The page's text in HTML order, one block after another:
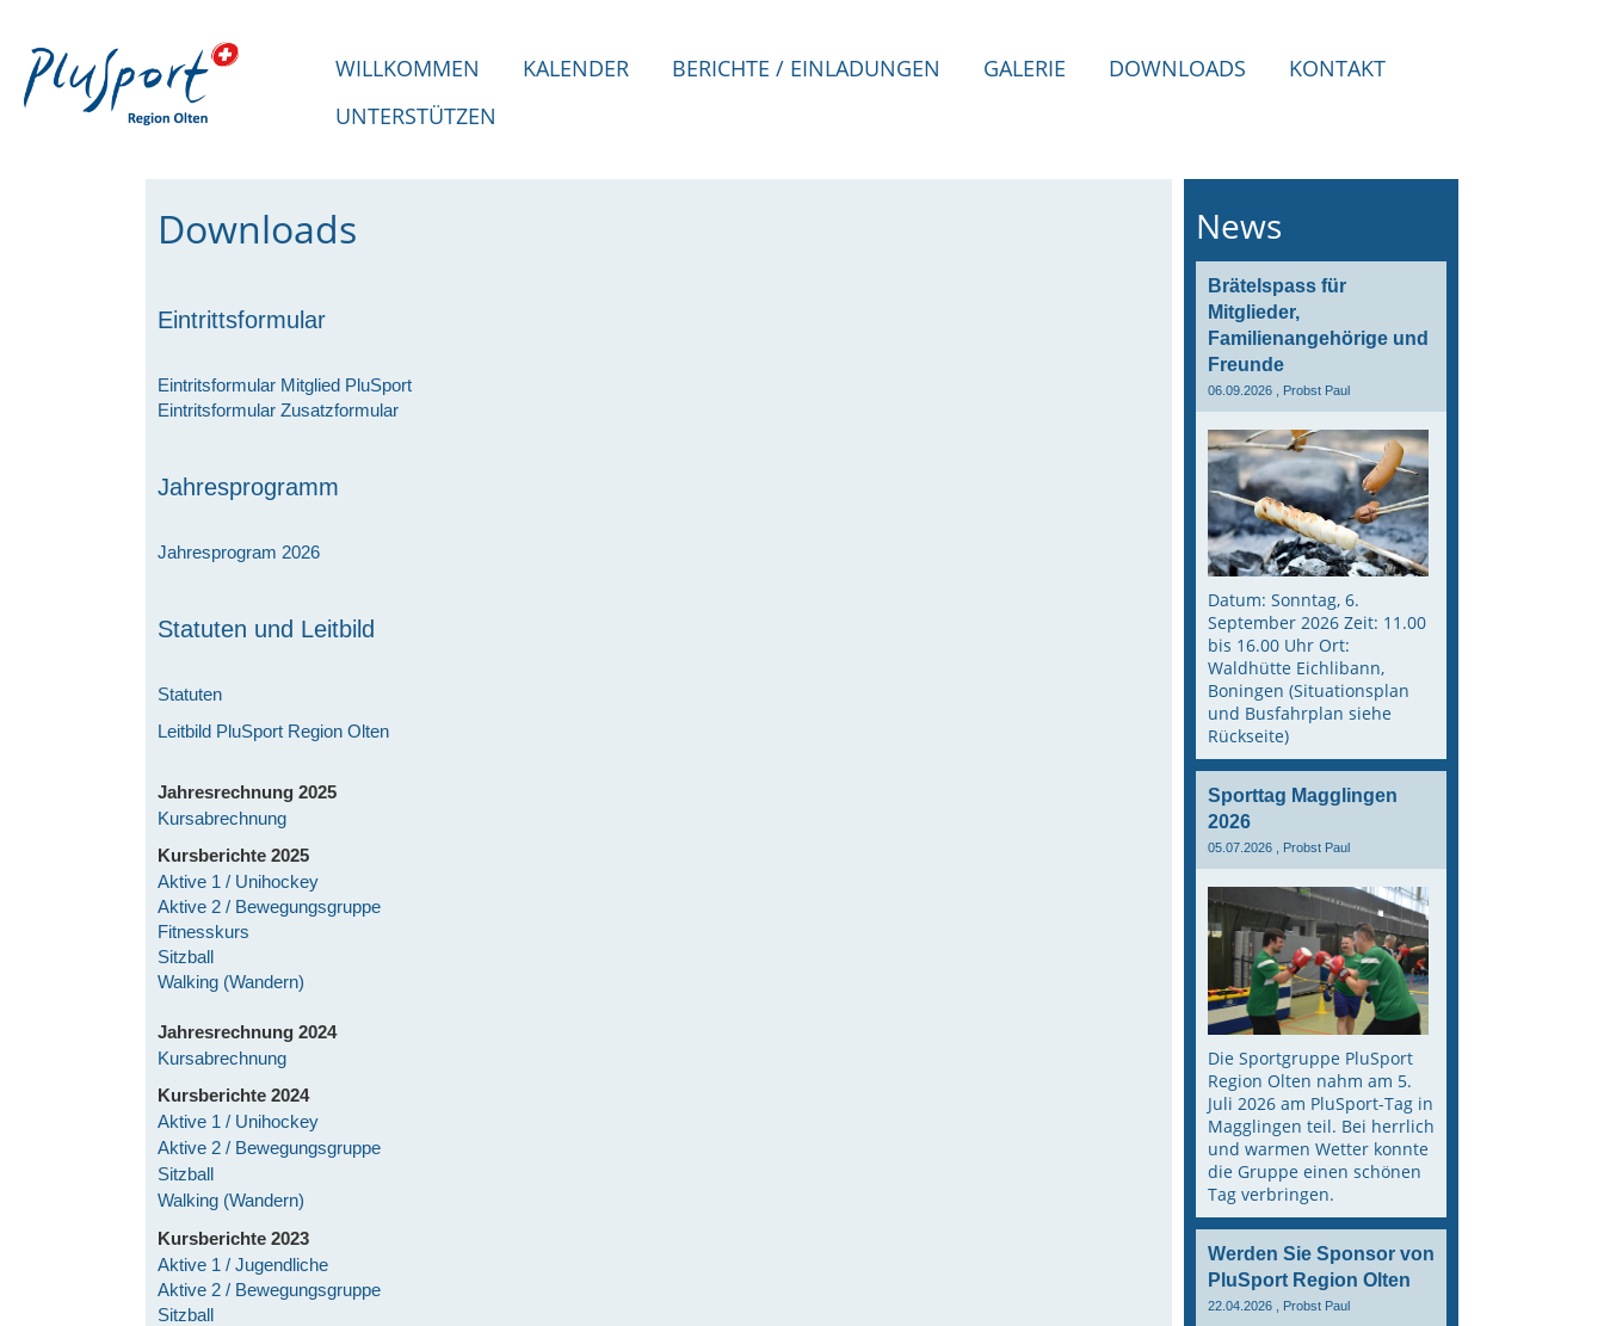
WILLKOMMEN KALENDER BERICHTE / EINLADUNGEN GALERIE DOWNLOADS
KONTAKT
UNTERSTÜTZEN
Downloads
Eintrittsformular
Eintritsformular Mitglied PluSport
Eintritsformular Zusatzformular
Jahresprogramm
Jahresprogram 2026
Statuten und Leitbild
Statuten
Leitbild PluSport Region Olten
Jahresrechnung 2025
Kursabrechnung
Kursberichte 2025
Aktive 1 / Unihockey
Aktive 2 / Bewegungsgruppe
Fitnesskurs
Sitzball
Walking (Wandern)
Jahresrechnung 2024
Kursabrechnung
Kursberichte 2024
Aktive 1 / Unihockey
Aktive 2 / Bewegungsgruppe
Sitzball
Walking (Wandern)
Kursberichte 2023
Aktive 1 / Jugendliche
Aktive 2 / Bewegungsgruppe
Sitzball
News
Brätelspass für
Mitglieder,
Familienangehörige und
Freunde
06.09.2026 , Probst Paul
Datum: Sonntag, 6.
September 2026 Zeit: 11.00
bis 16.00 Uhr Ort:
Waldhütte Eichlibann,
Boningen (Situationsplan
und Busfahrplan siehe
Rückseite)
Sporttag Magglingen
2026
05.07.2026 , Probst Paul
Die Sportgruppe PluSport
Region Olten nahm am 5.
Juli 2026 am PluSport-Tag in
Magglingen teil. Bei herrlich
und warmen Wetter konnte
die Gruppe einen schönen
Tag verbringen.
Werden Sie Sponsor von
PluSport Region Olten
22.04.2026 , Probst Paul